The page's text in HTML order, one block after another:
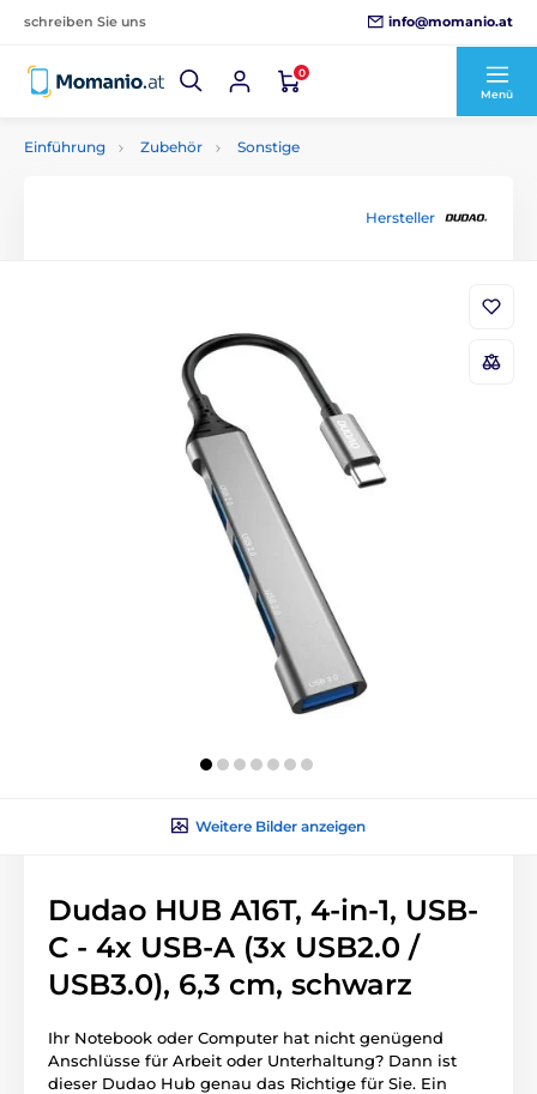
schreiben Sie uns info@momanio.at
0
Menü
Einführung Zubehör Sonstige
Hersteller
Weitere Bilder anzeigen
Dudao HUB A16T, 4-in-1, USB-
C - 4x USB-A (3x USB2.0 /
USB3.0), 6,3 cm, schwarz
Ihr Notebook oder Computer hat nicht genügend
Anschlüsse für Arbeit oder Unterhaltung? Dann ist
dieser Dudao Hub genau das Richtige für Sie. Ein